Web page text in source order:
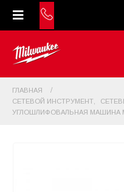
ГЛАВНАЯ
СЕТЕВОЙ ИНСТРУМЕНТ
УГЛОШЛИФОВАЛЬНАЯ МАШИНА